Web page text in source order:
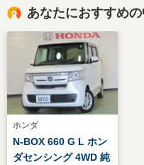
あなたにおすすめ
ホンダ
N-BOX 660 G L ホン
ダセンシング 4WD 純